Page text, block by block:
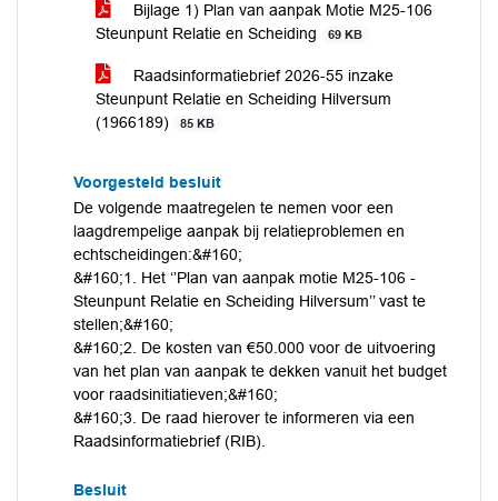
Bijlage 1) Plan van aanpak Motie M25-106
Steunpunt Relatie en Scheiding
69 KB
Raadsinformatiebrief 2026-55 inzake
Steunpunt Relatie en Scheiding Hilversum
(1966189)
85 KB
Voorgesteld besluit
De volgende maatregelen te nemen voor een
laagdrempelige aanpak bij relatieproblemen en
echtscheidingen:&#160;
&#160;1. Het ‘’Plan van aanpak motie M25-106 -
Steunpunt Relatie en Scheiding Hilversum’’ vast te
stellen;&#160;
&#160;2. De kosten van €50.000 voor de uitvoering
van het plan van aanpak te dekken vanuit het budget
voor raadsinitiatieven;&#160;
&#160;3. De raad hierover te informeren via een
Raadsinformatiebrief (RIB).
Besluit